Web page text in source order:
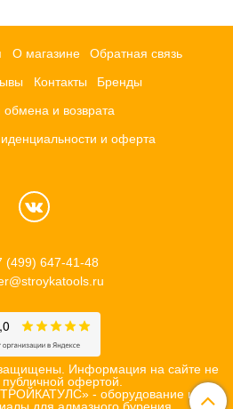
О магазине Обратная связь
Контакты Бренды
обмена и возврата
и оферта
(499) 647-41-48
Информация на сайте не
офертой.
- оборудование и